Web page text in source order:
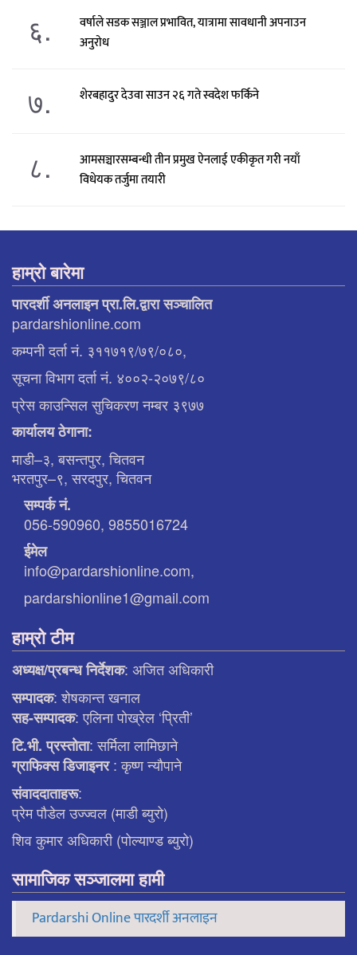
६.
वर्षाले सडक सञ्जाल प्रभावित, यात्रामा सावधानी अपनाउन
अनुरोध
७. शेरबहादुर देउवा साउन २६ गते स्वदेश फर्किने
८.
आमसञ्चारसम्बन्धी तीन प्रमुख ऐनलाई एकीकृत गरी नयाँ
विधेयक तर्जुमा तयारी
हाम्रो बारेमा
पारदर्शी अनलाइन प्रा.लि.द्वारा सञ्चालित
pardarshionline.com
कम्पनी दर्ता नं. ३११७१९/७९/०८०,
सूचना विभाग दर्ता नं. ४००२-२०७९/८०
प्रेस काउन्सिल सुचिकरण नम्बर ३९७७
कार्यालय ठेगाना:
माडी–३, बसन्तपुर, चितवन
भरतपुर–९, सरदपुर, चितवन
सम्पर्क नं.
056-590960, 9855016724
ईमेल
info@pardarshionline.com,
pardarshionline1@gmail.com
हाम्रो टीम
अध्यक्ष/प्रबन्ध निर्देशक: अजित अधिकारी
सम्पादक: शेषकान्त खनाल
सह-सम्पादक: एलिना पाेख्रेल ‘प्रिती’
टि.भी. प्रस्ताेता: सर्मिला लामिछाने
ग्राफिक्स डिजाइनर: कृष्ण न्याैपाने
संवाददाताहरू:
प्रेम पौडेल उज्ज्वल (माडी ब्युरो)
शिव कुमार अधिकारी (पोल्याण्ड ब्युरो)
सामाजिक सञ्जालमा हामी
Pardarshi Online पारदर्शी अनलाइन